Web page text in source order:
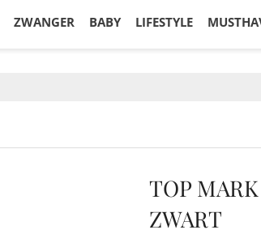
ZWANGER BABY LIFESTYLE
TOP
ZWART